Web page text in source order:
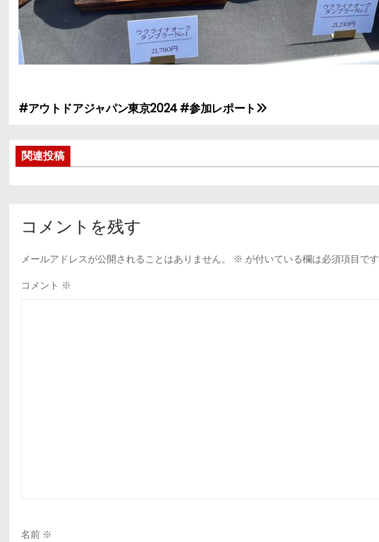
投
ナ
ー
シ
ョ
#アウトドアジャパン東京2024 #参加レポート
関連投稿
コメントを残す
メールアドレスが公開されることはありません。 ※ が付いている欄は必須項目です
コメント ※
名前 ※